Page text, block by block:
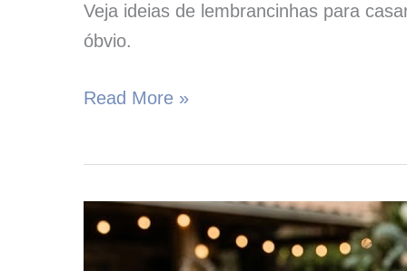
Veja ideias de lembrancinhas para
óbvio.
Read More »
Livro
de